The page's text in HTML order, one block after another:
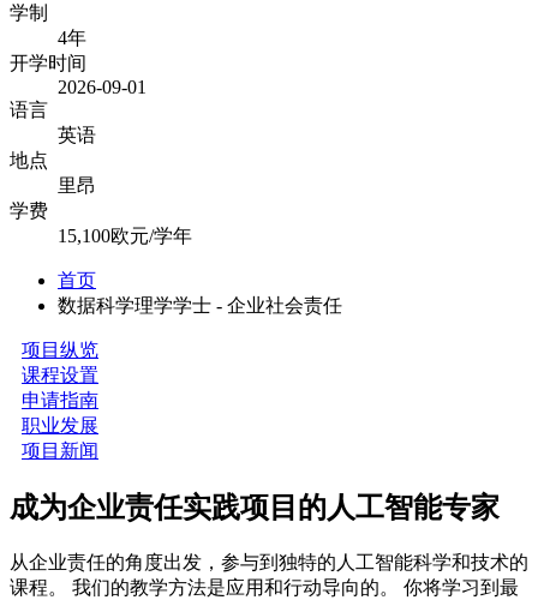
学制
4年
开学时间
2026-09-01
语言
英语
地点
里昂
学费
15,100欧元/学年
首页
数据科学理学学士 - 企业社会责任
项目纵览
课程设置
申请指南
职业发展
项目新闻
成为企业责任实践项目的人工智能专家
从企业责任的角度出发，参与到独特的人工智能科学和技术的
课程。 我们的教学方法是应用和行动导向的。 你将学习到最